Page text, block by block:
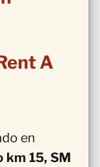
A
en
km 15, SM